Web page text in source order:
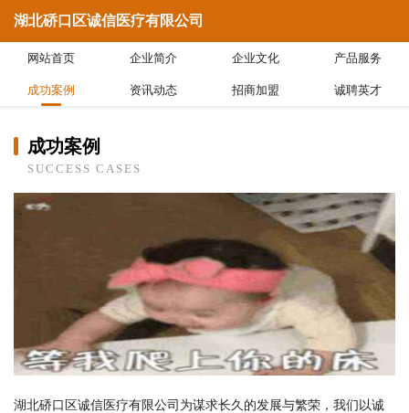
湖北硚口区诚信医疗有限公司
网站首页 企业简介 企业文化 产品服务
成功案例 资讯动态 招商加盟 诚聘英才
成功案例
SUCCESS CASES
湖北硚口区诚信医疗有限公司为谋求长久的发展与繁荣，我们以诚